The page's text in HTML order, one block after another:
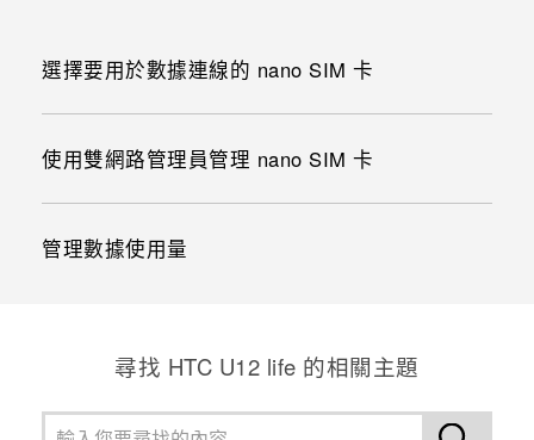
選擇要用於數據連線的 nano SIM 卡
使用雙網路管理員管理 nano SIM 卡
管理數據使用量
尋找 HTC U12 life 的相關主題